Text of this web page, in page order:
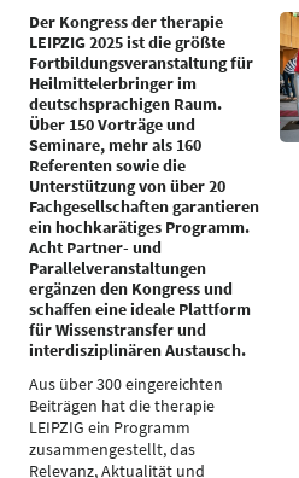
Der Kongress der therapie
LEIPZIG 2025 ist die größte
Fortbildungsveranstaltung für
Heilmittelerbringer im
deutschsprachigen Raum.
Über 150 Vorträge und
Seminare, mehr als 160
Referenten sowie die
Unterstützung von über 20
Fachgesellschaften garantieren
ein hochkarätiges Programm.
Acht Partner- und
Parallelveranstaltungen
ergänzen den Kongress und
schaffen eine ideale Plattform
für Wissenstransfer und
interdisziplinären Austausch.
Aus über 300 eingereichten
Beiträgen hat die therapie
LEIPZIG ein Programm
zusammengestellt, das
Relevanz, Aktualität und